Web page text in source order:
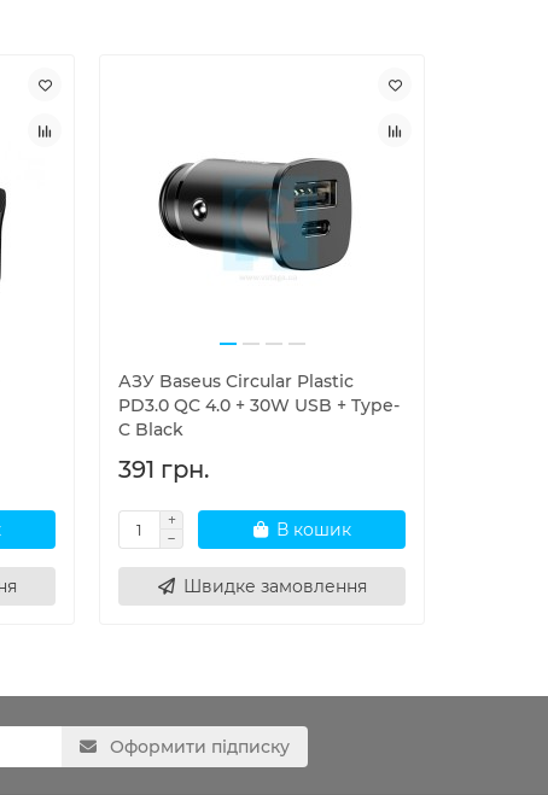
АЗУ Baseus Circular Plastic
PD3.0 QC 4.0 + 30W USB + Type-
C Black
391 грн.
В кошик
Швидке замовлення
Оформити підписку